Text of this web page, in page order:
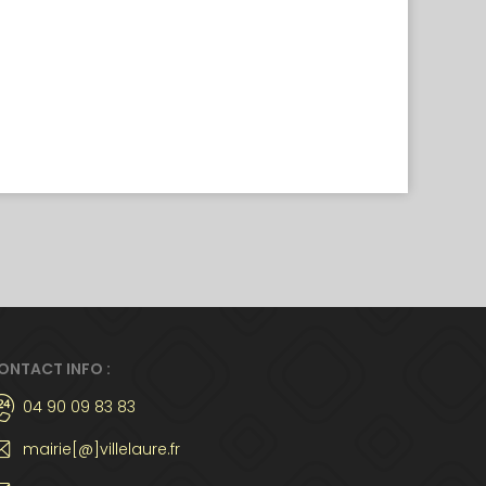
INFO :
04 90 09 83 83
mairie[@]villelaure.fr